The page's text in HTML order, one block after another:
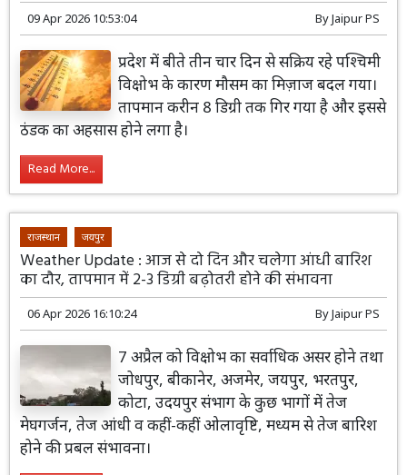
09 Apr 2026 10:53:04 ByJaipur PS
प्रदेश में बीते तीन चार दिन से सक्रिय रहे पश्चिमी
विक्षोभ के कारण मौसम का मिज़ाज बदल गया।
तापमान करीन 8 डिग्री तक गिर गया है और इससे
ठंडक का अहसास होने लगा है।
Read More...
राजस्थान जयपुर
Weather Update : आज से दो दिन और चलेगा आंधी बारिश
का दौर, तापमान में 2-3 डिग्री बढ़ोतरी होने की संभावना
06 Apr 2026 16:10:24 ByJaipur PS
7 अप्रैल को विक्षोभ का सर्वाधिक असर होने तथा
जोधपुर, बीकानेर, अजमेर, जयपुर, भरतपुर,
कोटा, उदयपुर संभाग के कुछ भागों में तेज
मेघगर्जन, तेज आंधी व कहीं-कहीं ओलावृष्टि, मध्यम से तेज बारिश
होने की प्रबल संभावना।